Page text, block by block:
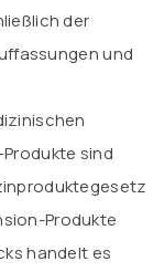
der
und
sind
Produkte
handelt es